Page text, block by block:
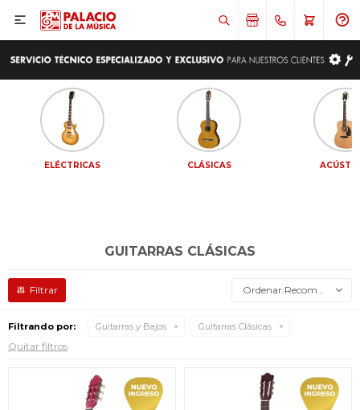

ELÉCTRICAS CLÁSICAS
GUITARRAS CLÁSICAS
Recomendados
Filtrando por: Guitarras y Bajos Guitarras Clásicas
Quitar filtros